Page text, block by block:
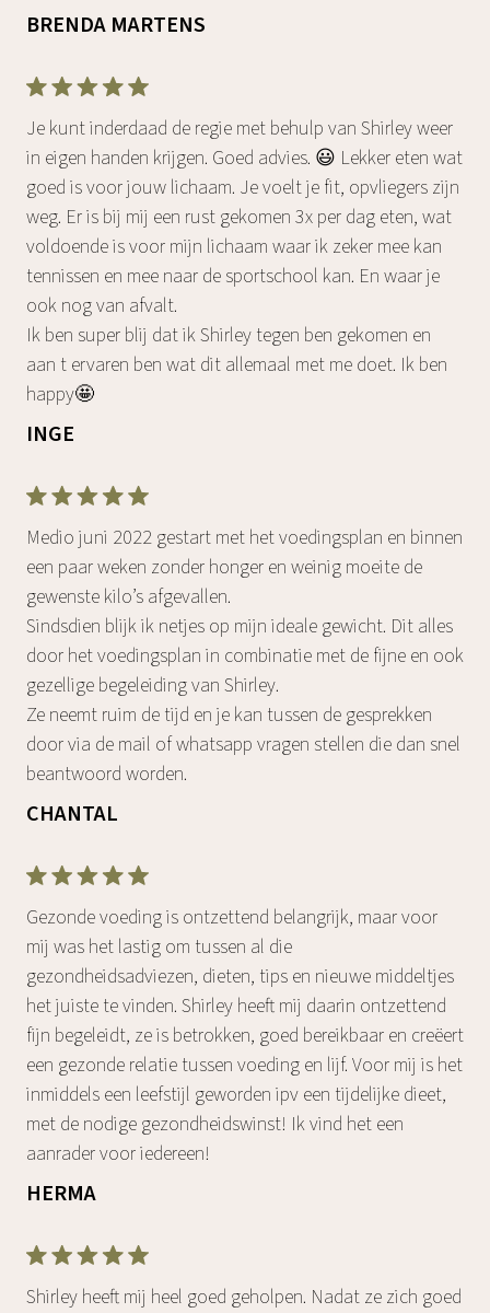
BRENDA MARTENS
Je kunt inderdaad de regie met behulp van Shirley weer
in eigen handen krijgen. Goed advies. 😃 Lekker eten wat
goed is voor jouw lichaam. Je voelt je fit, opvliegers zijn
weg. Er is bij mij een rust gekomen 3x per dag eten, wat
voldoende is voor mijn lichaam waar ik zeker mee kan
tennissen en mee naar de sportschool kan. En waar je
ook nog van afvalt.
Ik ben super blij dat ik Shirley tegen ben gekomen en
aan t ervaren ben wat dit allemaal met me doet. Ik ben
happy🤩
INGE
Medio juni 2022 gestart met het voedingsplan en binnen
een paar weken zonder honger en weinig moeite de
gewenste kilo’s afgevallen.
Sindsdien blijk ik netjes op mijn ideale gewicht. Dit alles
door het voedingsplan in combinatie met de fijne en ook
gezellige begeleiding van Shirley.
Ze neemt ruim de tijd en je kan tussen de gesprekken
door via de mail of whatsapp vragen stellen die dan snel
beantwoord worden.
CHANTAL
Gezonde voeding is ontzettend belangrijk, maar voor
mij was het lastig om tussen al die
gezondheidsadviezen, dieten, tips en nieuwe middeltjes
het juiste te vinden. Shirley heeft mij daarin ontzettend
fijn begeleidt, ze is betrokken, goed bereikbaar en creëert
een gezonde relatie tussen voeding en lijf. Voor mij is het
inmiddels een leefstijl geworden ipv een tijdelijke dieet,
met de nodige gezondheidswinst! Ik vind het een
aanrader voor iedereen!
HERMA
Shirley heeft mij heel goed geholpen. Nadat ze zich goed